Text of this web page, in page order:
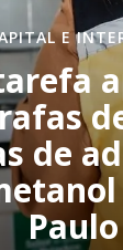
E
de
Paulo